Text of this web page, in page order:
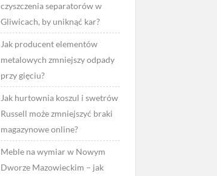
czyszczenia separatorów w
Gliwicach, by uniknąć kar?
Jak producent elementów
metalowych zmniejszy odpady
przy gięciu?
Jak hurtownia koszul i swetrów
Russell może zmniejszyć braki
magazynowe online?
Meble na wymiar w Nowym
Dworze Mazowieckim – jak